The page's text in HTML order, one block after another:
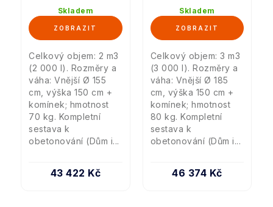
Skladem
43 422 Kč
Celkový objem: 2 m3
(2 000 l). Rozměry a
váha: Vnější Ø 155
cm, výška 150 cm +
komínek; hmotnost
70 kg. Kompletní
sestava k
obetonování (Dům i...
Skladem
46 374 Kč
Celkový objem: 3 m3
(3 000 l). Rozměry a
váha: Vnější Ø 185
cm, výška 150 cm +
komínek; hmotnost
80 kg. Kompletní
sestava k
obetonování (Dům i...